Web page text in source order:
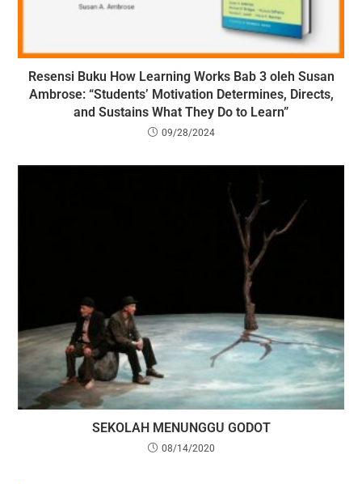
Resensi Buku How Learning Works Bab 3 oleh Susan
Ambrose: “Students’ Motivation Determines, Directs,
and Sustains What They Do to Learn”
09/28/2024
SEKOLAH MENUNGGU GODOT
08/14/2020